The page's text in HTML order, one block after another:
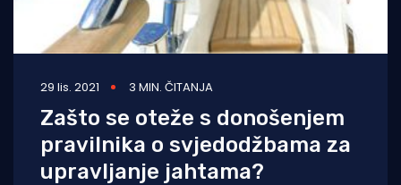
29 lis. 2021 3 MIN. ČITANJA
Zašto se oteže s donošenjem
pravilnika o svjedodžbama za
upravljanje jahtama?